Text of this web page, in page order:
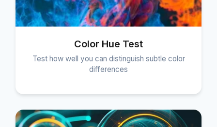
Color Hue Test
Test how well you can distinguish subtle color
differences